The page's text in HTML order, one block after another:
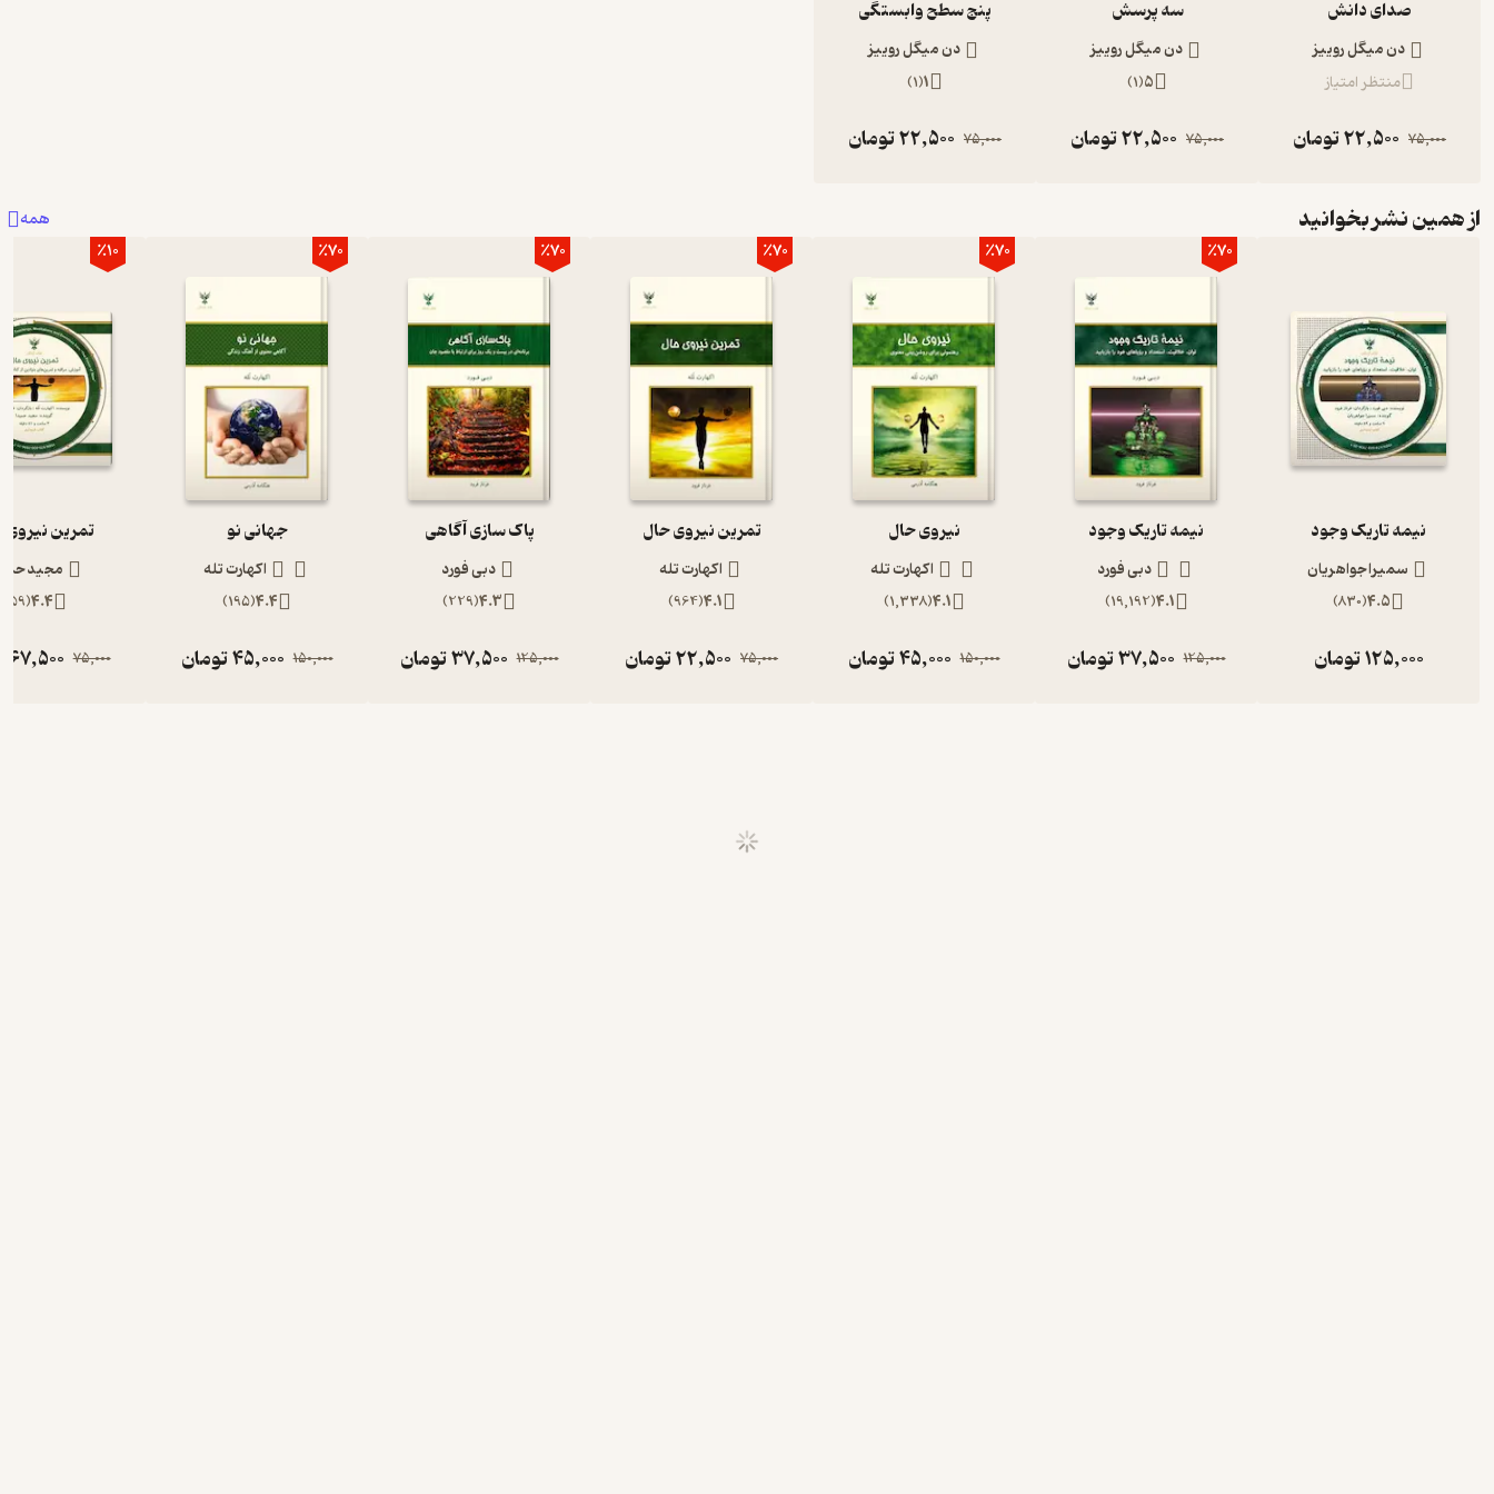
صدای دانش
دن میگل روییز
منتظر امتیاز
75,000
22,500تومان
سه پرسش
دن میگل روییز
5
(
1
)
75,000
22,500تومان
پنج سطح وابستگی
دن میگل روییز
1
(
1
)
75,000
22,500تومان
از همین نشر بخوانید همه
نیمه تاریک وجود
سمیرا جواهریان
4.5
(
830
)
125,000تومان
٪70
نیمه تاریک وجود
دبی فورد
4.1
(
19,192
)
125,000
37,500تومان
٪70
نیروی حال
اکهارت تله
4.1
(
1,338
)
150,000
45,000تومان
٪70
تمرین نیروی حال
اکهارت تله
4.1
(
964
)
75,000
22,500تومان
٪70
پاک سازی آگاهی
دبی فورد
4.3
(
229
)
125,000
37,500تومان
٪70
جهانی نو
اکهارت تله
4.4
(
195
)
150,000
45,000تومان
٪10
تمرین
مجید
4.4
(
59
75,000
67,500